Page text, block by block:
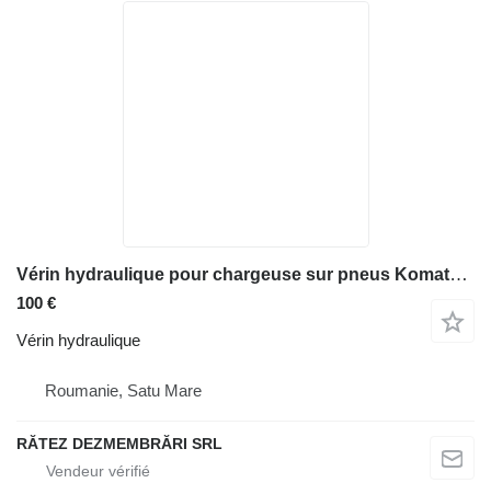
Vérin hydraulique pour chargeuse sur pneus Komatsu WA 470 3H
100 €
Vérin hydraulique
Roumanie, Satu Mare
RĂTEZ DEZMEMBRĂRI SRL